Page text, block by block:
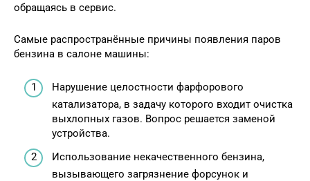
обращаясь в сервис.
Самые распространённые причины появления паров
бензина в салоне машины:
Нарушение целостности фарфорового
катализатора, в задачу которого входит очистка
выхлопных газов. Вопрос решается заменой
устройства.
Использование некачественного бензина,
вызывающего загрязнение форсунок и